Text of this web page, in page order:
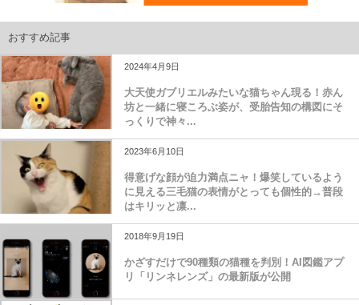
おすすめ記事
2024年4月9日
大天使ガブリエルみたいな猫ちゃん現る！赤ん
坊と一緒に寝ころぶ姿が、受胎告知の構図にそ
っくりで神々...
2023年6月10日
得意げな顔が迫力満点ニャ！爆笑しているよう
に見える三毛猫の表情がとっても個性的→普段
はキリッと凛...
2018年9月19日
かざすだけで90種類の猫種を判別！AI図鑑アプ
リ「リンネレンズ」の最新版が公開